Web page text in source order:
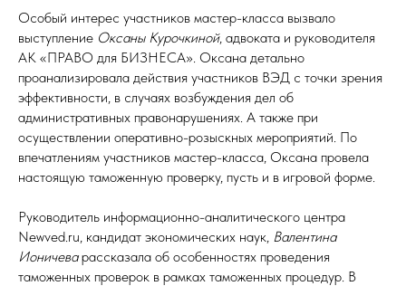
Особый интерес участников мастер-класса вызвало
выступление Оксаны Курочкиной, адвоката и руководителя
АК «ПРАВО для БИЗНЕСА». Оксана детально
проанализировала действия участников ВЭД с точки зрения
эффективности, в случаях возбуждения дел об
административных правонарушениях. А также при
осуществлении оперативно-розыскных мероприятий. По
впечатлениям участников мастер-класса, Оксана провела
настоящую таможенную проверку, пусть и в игровой форме.
Руководитель информационно-аналитического центра
Newved.ru, кандидат экономических наук, Валентина
Ионичеварассказала об особенностях проведения
таможенных проверок в рамках таможенных процедур. В